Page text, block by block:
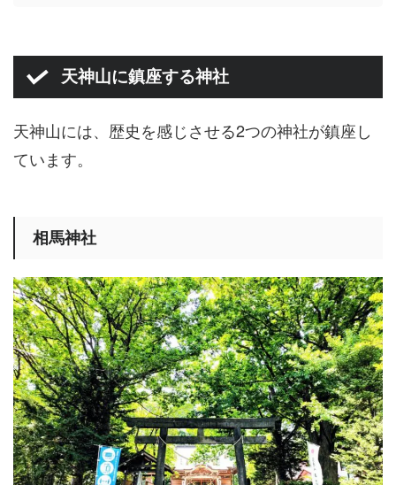
天神山に鎮座する神社
天神山には、歴史を感じさせる2つの神社が鎮座し
ています。
相馬神社